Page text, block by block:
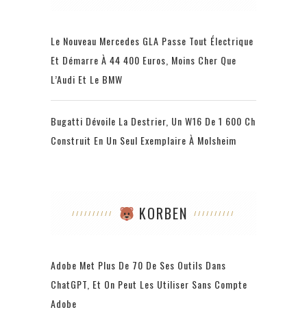
Le Nouveau Mercedes GLA Passe Tout Électrique
Et Démarre À 44 400 Euros, Moins Cher Que
L’Audi Et Le BMW
Bugatti Dévoile La Destrier, Un W16 De 1 600 Ch
Construit En Un Seul Exemplaire À Molsheim
KORBEN
Adobe Met Plus De 70 De Ses Outils Dans
ChatGPT, Et On Peut Les Utiliser Sans Compte
Adobe